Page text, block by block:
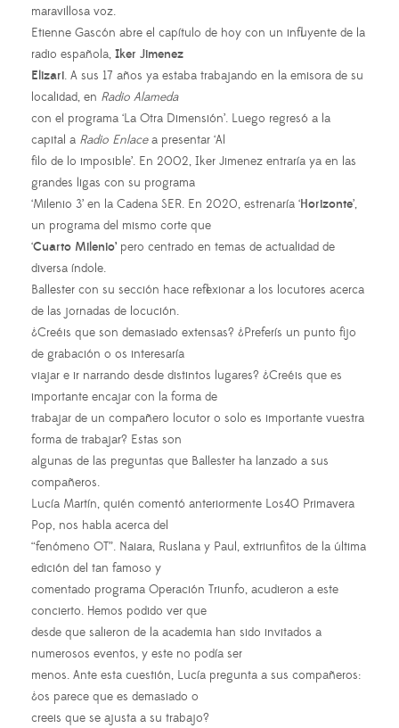
maravillosa voz.
Etienne Gascón abre el capítulo de hoy con un influyente de la
radio española, Iker Jimenez
Elizari. A sus 17 años ya estaba trabajando en la emisora de su
localidad, en Radio Alameda
con el programa ‘La Otra Dimensión’. Luego regresó a la
capital a Radio Enlacea presentar ‘Al
filo de lo imposible’. En 2002, Iker Jimenez entraría ya en las
grandes ligas con su programa
‘Milenio 3’ en la Cadena SER. En 2020, estrenaría ‘Horizonte’,
un programa del mismo corte que
‘Cuarto Milenio’pero centrado en temas de actualidad de
diversa índole.
Ballester con su sección hace reflexionar a los locutores acerca
de las jornadas de locución.
¿Creéis que son demasiado extensas? ¿Preferís un punto fijo
de grabación o os interesaría
viajar e ir narrando desde distintos lugares? ¿Creéis que es
importante encajar con la forma de
trabajar de un compañero locutor o solo es importante vuestra
forma de trabajar? Estas son
algunas de las preguntas que Ballester ha lanzado a sus
compañeros.
Lucía Martín, quién comentó anteriormente Los40 Primavera
Pop, nos habla acerca del
“fenómeno OT”. Naiara, Ruslana y Paul, extriunfitos de la última
edición del tan famoso y
comentado programa Operación Triunfo, acudieron a este
concierto. Hemos podido ver que
desde que salieron de la academia han sido invitados a
numerosos eventos, y este no podía ser
menos. Ante esta cuestión, Lucía pregunta a sus compañeros:
¿os parece que es demasiado o
creeis que se ajusta a su trabajo?